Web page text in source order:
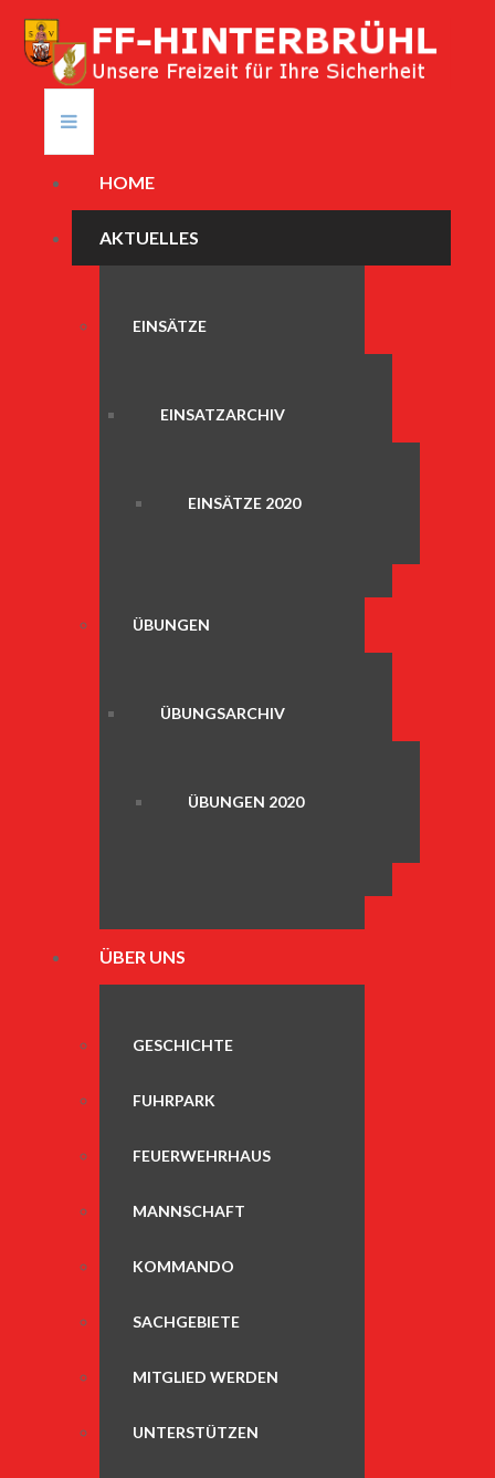
HOME
AKTUELLES
EINSÄTZE
EINSATZARCHIV
EINSÄTZE 2020
ÜBUNGEN
ÜBUNGSARCHIV
ÜBUNGEN 2020
ÜBER UNS
GESCHICHTE
FUHRPARK
FEUERWEHRHAUS
MANNSCHAFT
KOMMANDO
SACHGEBIETE
MITGLIED WERDEN
UNTERSTÜTZEN